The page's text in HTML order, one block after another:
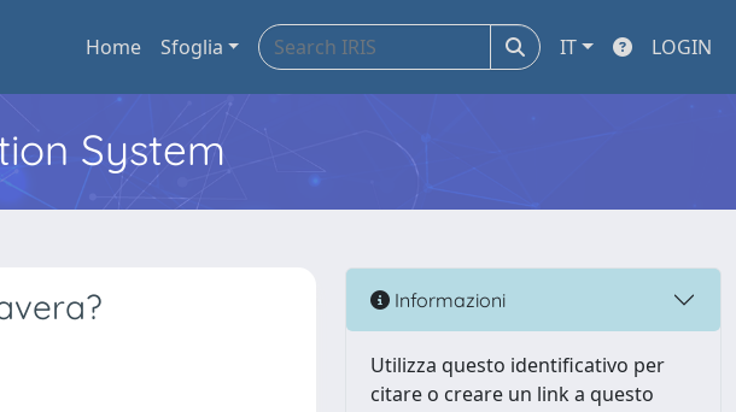
Home Sfoglia IT LOGIN
System
Informazioni
Utilizza questo identificativo per
citare o creare un link a questo